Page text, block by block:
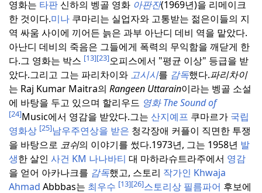
영화는 타판 신하의 벵골 영화 아판잔(1969년)을 리메이크
한 것이다.미나 쿠마리는 실업자와 고통받는 젊은이들의 지
역 싸움 사이에 끼어든 늙은 과부 아난디 데비 역을 맡았다.
아난디 데비의 죽음은 그들에게 폭력의 무익함을 깨닫게 한
다.그 영화는 박스 [13][23]오피스에서 "평균 이상" 등급을 받
았다.그리고 그는 파리차이와 고시시를 감독했다.파리차이
는 Raj Kumar Maitra의 Rangeen Uttarain이라는 벵골 소설
에 바탕을 두고 있으며 할리우드 영화 The Soundof
[24]Music에서 영감을 받았다.그는 산지예프 쿠마르가 국립
영화상 [25]남우주연상을 받은 청각장애 커플이 직면한 투쟁
을 바탕으로 코쉬의 이야기를 썼다.1973년, 그는 1958년 발
생한 살인 사건 KM 나나바티 대 마하라슈트라주에서 영감
을 얻어 아카나크를 감독했고, 스토리 작가인 Khwaja
Ahmad Abbbas는 최우수 [13][26]스토리상 필름파어 후보에